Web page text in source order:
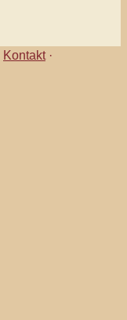
Kontakt·